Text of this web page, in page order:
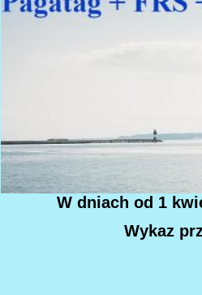
W dniach od 1
Wykaz